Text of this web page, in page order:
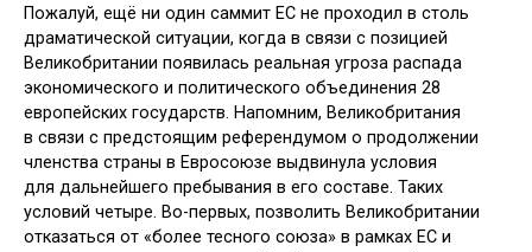
Пожалуй, ещё ни один саммит ЕС не проходил в столь
драматической ситуации, когда в связи с позицией
Великобритании появилась реальная угроза распада
экономического и политического объединения 28
европейских государств. Напомним, Великобритания
в связи с предстоящим референдумом о продолжении
членства страны в Евросоюзе выдвинула условия
для дальнейшего пребывания в его составе. Таких
условий четыре. Во-первых, позволить Великобритании
отказаться от «более тесного союза» в рамках ЕС и